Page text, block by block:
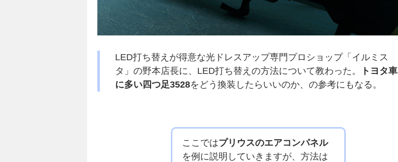
LED打ち替えが得意な光ドレスアップ専門プロショップ「イルミス
タ」の野本店長に、LED打ち替えの方法について教わった。
トヨタ車
に多い四つ足3528をどう換装したらいいのか、の参考にもなる。
ここではプリウスのエアコンパネル
を例に説明していきますが、方法は